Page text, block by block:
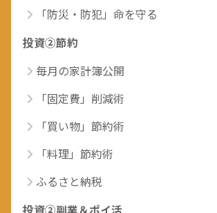
「防災・防犯」命を守る
投資②節約
毎月の家計簿公開
「固定費」削減術
「買い物」節約術
「料理」節約術
ふるさと納税